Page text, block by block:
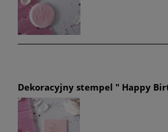
Dekoracyjny stempel " Happy